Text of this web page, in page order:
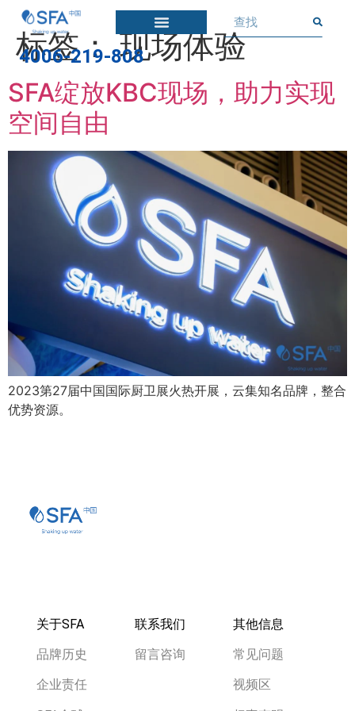
4006-219-808
标签：现场体验
SFA绽放KBC现场，助力实现
空间自由
2023第27届中国国际厨卫展火热开展，云集知名品牌，整合
优势资源。
关于SFA
品牌历史
企业责任
联系我们
留言咨询
其他信息
常见问题
视频区